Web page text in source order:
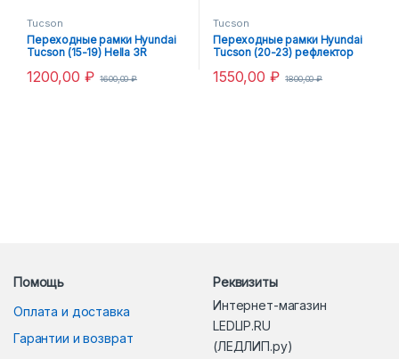
Tucson
Переходные рамки Hyundai
Tucson (15-19) Hella 3R
1200,00 ₽ 1600,00₽
Tucson
Переходные рамки Hyundai
Tucson (20-23) рефлектор
1550,00 ₽ 1800,00₽
Помощь
Оплата и доставка
Гарантии и возврат
Реквизиты
Интернет-магазин
LEDLIP.RU
(ЛЕДЛИП.ру)